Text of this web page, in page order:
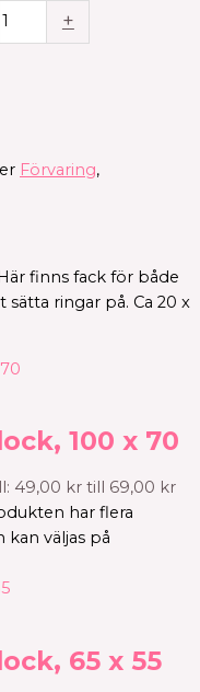
+
Förvaring,
finns fack för både
ringar på. Ca 20 x
100 x 70
49,00 kr till 69,00 kr
har flera
kan väljas på
65 x 55